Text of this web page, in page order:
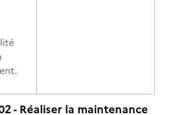
- Réaliser la maintenance